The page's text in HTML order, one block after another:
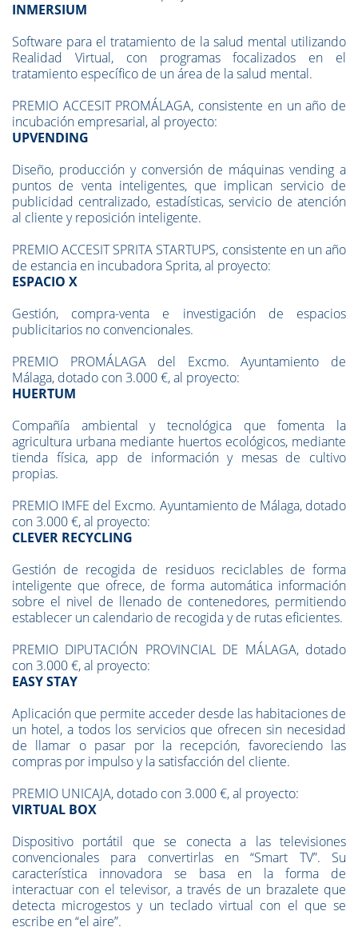
INMERSIUM
Software para el tratamiento de la salud mental utilizando
Realidad Virtual, con programas focalizados en el
tratamiento específico de un área de la salud mental.
PREMIO ACCESIT PROMÁLAGA, consistente en un año de
incubación empresarial, al proyecto:
UPVENDING
Diseño, producción y conversión de máquinas vending a
puntos de venta inteligentes, que implican servicio de
publicidad centralizado, estadísticas, servicio de atención
al cliente y reposición inteligente.
PREMIO ACCESIT SPRITA STARTUPS, consistente en un año
de estancia en incubadora Sprita, al proyecto:
ESPACIO X
Gestión, compra-venta e investigación de espacios
publicitarios no convencionales.
PREMIO PROMÁLAGA del Excmo. Ayuntamiento de
Málaga, dotado con 3.000 €, al proyecto:
HUERTUM
Compañía ambiental y tecnológica que fomenta la
agricultura urbana mediante huertos ecológicos, mediante
tienda física, app de información y mesas de cultivo
propias.
PREMIO IMFE del Excmo. Ayuntamiento de Málaga, dotado
con 3.000 €, al proyecto:
CLEVER RECYCLING
Gestión de recogida de residuos reciclables de forma
inteligente que ofrece, de forma automática información
sobre el nivel de llenado de contenedores, permitiendo
establecer un calendario de recogida y de rutas eficientes.
PREMIO DIPUTACIÓN PROVINCIAL DE MÁLAGA, dotado
con 3.000 €, al proyecto:
EASY STAY
Aplicación que permite acceder desde las habitaciones de
un hotel, a todos los servicios que ofrecen sin necesidad
de llamar o pasar por la recepción, favoreciendo las
compras por impulso y la satisfacción del cliente.
PREMIO UNICAJA, dotado con 3.000 €, al proyecto:
VIRTUAL BOX
Dispositivo portátil que se conecta a las televisiones
convencionales para convertirlas en “Smart TV”. Su
característica innovadora se basa en la forma de
interactuar con el televisor, a través de un brazalete que
detecta microgestos y un teclado virtual con el que se
escribe en “el aire”.